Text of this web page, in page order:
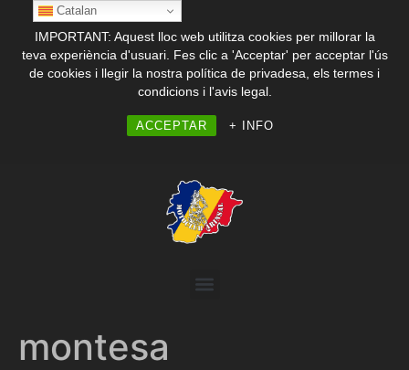
IMPORTANT: Aquest lloc web utilitza cookies per millorar la
teva experiència d'usuari. Fes clic a 'Acceptar' per acceptar l'ús
de cookies i llegir la nostra política de privadesa, els termes i
condicions i l'avis legal.
ACCEPTAR + INFO
montesa
Catalan